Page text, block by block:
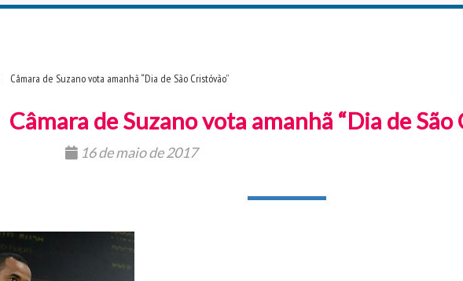
Câmara de Suzano vota amanhã “Dia de São Cristóvão”
Câmara de Suzano vota amanhã “Dia de São
16 de maio de 2017